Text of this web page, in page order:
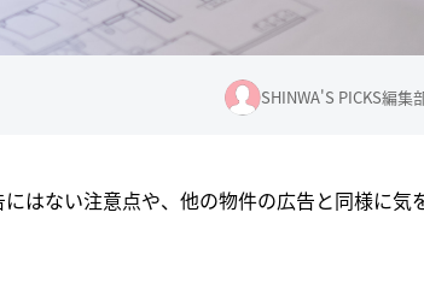
SHINWA'S PICKS編集
はない注意点や、他の物件の広告と同様に気